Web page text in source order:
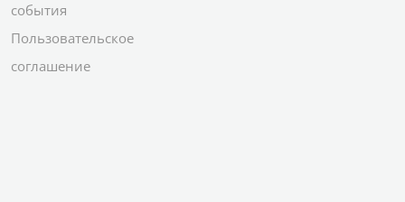
события
Пользовательское
соглашение